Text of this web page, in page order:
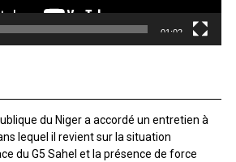
01:02
du Niger a accordé un entretien à
lequel il revient sur la situation
du G5 Sahel et la présence de force